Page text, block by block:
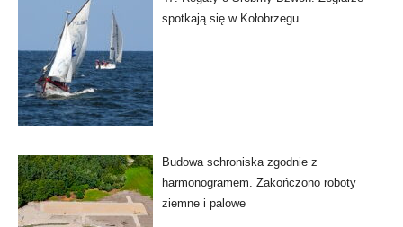
spotkają się w Kołobrzegu
Budowa schroniska zgodnie z
harmonogramem. Zakończono roboty
ziemne i palowe